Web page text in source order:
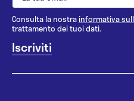
Consulta la nostrainformativa
trattamento dei tuoi dati.